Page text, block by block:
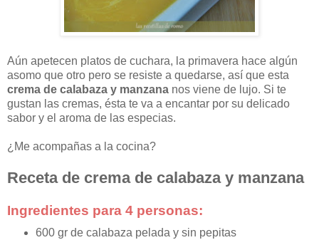
Aún apetecen platos de cuchara, la primavera hace algún
asomo que otro pero se resiste a quedarse, así que esta
crema de calabaza y manzana nos viene de lujo. Si te
gustan las cremas, ésta te va a encantar por su delicado
sabor y el aroma de las especias.
¿Me acompañas a la cocina?
Receta de crema de calabaza y manzana
Ingredientes para 4 personas:
600 gr de calabaza pelada y sin pepitas